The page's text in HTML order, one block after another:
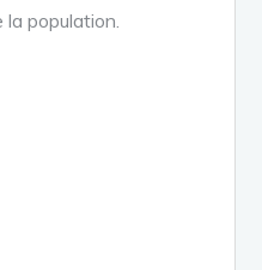
population.